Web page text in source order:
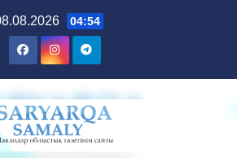
04:54